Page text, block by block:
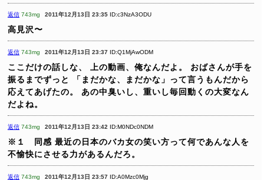
返信 743mg 2011年12月13日 23:35 ID:c3NzA3ODU
高見沢〜
返信 743mg 2011年12月13日 23:37 ID:Q1MjAwODM
ここだけの話しな、 上の動画、俺なんだよ。
おばさんが手を
振るまでずっと
「まだかな、まだかな」って言うもんだから
応えてあげたの。
あの中臭いし、重いし毎回動くの大変なん
だよね。
返信 743mg 2011年12月13日 23:42 ID:M0NDc0NDM
※１ 同感 最近の日本のバカ女の笑い方って何であんな人を
不愉快にさせる力があるんだろ。
返信 743mg 2011年12月13日 23:57 ID:A0Mzc0Mjg